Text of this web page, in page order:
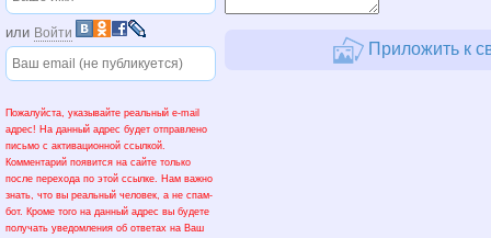
или Войти
Пожалуйста, указывайте реальный e-mail
адрес! На данный адрес будет отправлено
письмо с активационной ссылкой.
Комментарий появится на сайте только
после перехода по этой ссылке. Нам важно
знать, что вы реальный человек, а не спам-
бот. Кроме того на данный адрес вы будете
получать уведомления об ответах на Ваш
Приложить к